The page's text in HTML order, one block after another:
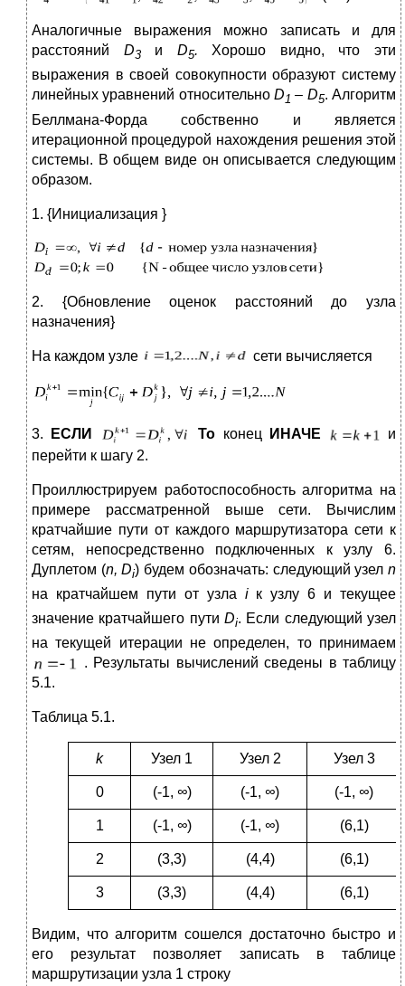
Аналогичные выражения можно записать и для
расстояний D3и D5. Хорошо видно, что эти
выражения в своей совокупности образуют систему
линейных уравнений относительно D1 – D5. Алгоритм
Беллмана-Форда собственно и является
итерационной процедурой нахождения решения этой
системы. В общем виде он описывается следующим
образом.
1. {Инициализация }
2. {Обновление оценок расстояний до узла
назначения}
На каждом узле сети вычисляется
3. ЕСЛИ То конец ИНАЧЕ
и
перейти к шагу 2.
Проиллюстрируем работоспособность алгоритма на
примере рассматренной выше сети. Вычислим
кратчайшие пути от каждого маршрутизатора сети к
сетям, непосредственно подключенных к узлу 6.
Дуплетом (n,Di) будем обозначать: следующий узелn
на кратчайшем пути от узла i к узлу 6 и текущее
значение кратчайшего пути Di. Если следующий узел
на текущей итерации не определен, то принимаем
. Результаты вычислений сведены в таблицу
5.1.
Таблица 5.1.
k Узел 1 Узел 2 Узел 3
0 (-1, ∞) (-1, ∞) (-1, ∞)
1 (-1, ∞) (-1, ∞) (6,1)
2 (3,3) (4,4) (6,1)
3 (3,3) (4,4) (6,1)
Видим, что алгоритм сошелся достаточно быстро и
его результат позволяет записать в таблице
маршрутизации узла 1 строку